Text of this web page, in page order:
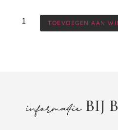
TOEVOEGEN AAN
informatieBIJ